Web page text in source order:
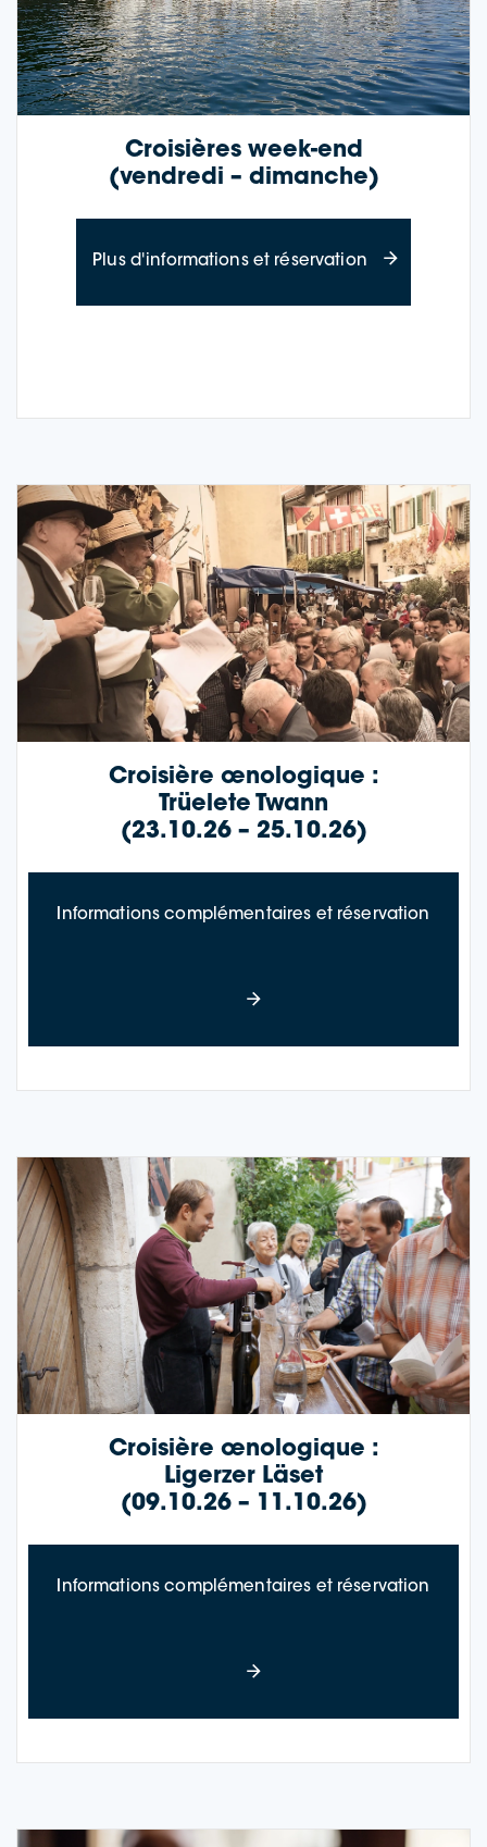
Croisières week-end
(vendredi – dimanche)
Plus d'informations et réservationà propos des
Croisière œnologique :
Trüele­te Twann
(23.10.26 – 25.10.26)
Informations complémentaires et réservation
Croisière œnologique :
Ligerzer Läset
(09.10.26 – 11.10.26)
Informations complémentaires et réservation